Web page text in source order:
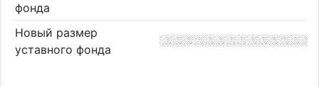
фонда
Новый размер
уставного фонда